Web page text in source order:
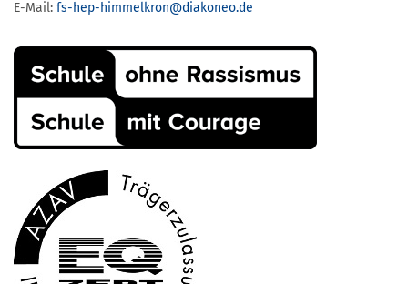
E-Mail: fs-hep-himmelkron​@diakoneo.de